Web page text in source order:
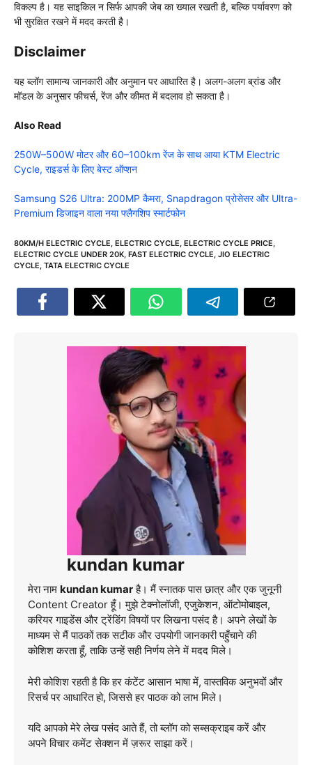
विकल्प है। यह साइकिल न सिर्फ आपकी जेब का ख्याल रखती है, बल्कि पर्यावरण को
भी सुरक्षित रखने में मदद करती है।
Disclaimer
यह ब्लॉग सामान्य जानकारी और अनुमान पर आधारित है। अलग-अलग ब्रांड और
मॉडल के अनुसार फीचर्स, रेंज और कीमत में बदलाव हो सकता है।
Also Read
250W–500W मोटर और 60–100km रेंज के साथ आया KTM Electric
Cycle, राइडर्स के लिए बेस्ट ऑप्शन
Samsung S26 Ultra: 200MP कैमरा, Snapdragon प्रोसेसर और Ultra-
Premium डिजाइन वाला नया फ्लैगशिप स्मार्टफोन
80KM/H ELECTRIC CYCLE, ELECTRIC CYCLE, ELECTRIC CYCLE PRICE,
ELECTRIC CYCLE UNDER 20K, FAST ELECTRIC CYCLE, JIO ELECTRIC
CYCLE, TATA ELECTRIC CYCLE
kundan kumar
मेरा नाम kundan kumarहै। मैं स्नातक पास छात्र और एक जुनूनी
Content Creator हूँ। मुझे टेक्नोलॉजी, एजुकेशन, ऑटोमोबाइल,
करियर गाइडेंस और ट्रेंडिंग विषयों पर लिखना पसंद है। अपने लेखों के
माध्यम से मैं पाठकों तक सटीक और उपयोगी जानकारी पहुँचाने की
कोशिश करता हूँ, ताकि उन्हें सही निर्णय लेने में मदद मिले।
मेरी कोशिश रहती है कि हर कंटेंट आसान भाषा में, वास्तविक अनुभवों और
रिसर्च पर आधारित हो, जिससे हर पाठक को लाभ मिले।
यदि आपको मेरे लेख पसंद आते हैं, तो ब्लॉग को सब्सक्राइब करें और
अपने विचार कमेंट सेक्शन में ज़रूर साझा करें।